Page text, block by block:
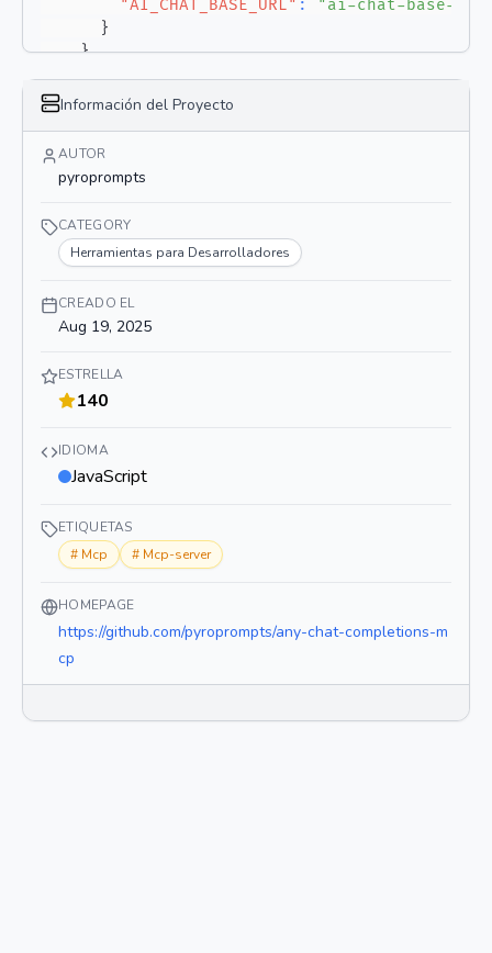
"AI_CHAT_BASE_URL" :
"ai-chat-base-
}
}
} Información del Proyecto
AUTOR
pyroprompts
CATEGORY
Herramientas para Desarrolladores
CREADO EL
Aug 19, 2025
ESTRELLA
140
IDIOMA
JavaScript
ETIQUETAS
# Mcp # Mcp-server
HOMEPAGE
https://github.com/pyroprompts/any-chat-completions-m
cp